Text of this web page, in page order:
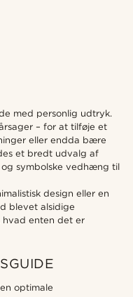
med personlig udtryk.
– for at tilføje et
eller endda bære
et bredt udvalg af
symbolske vedhæng til
design eller en
blevet alsidige
hvad enten det er
optimale